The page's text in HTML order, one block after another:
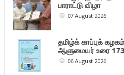
பாராட்டு விழா
07 August 2026
தமிழ்க் காப்புக்
ஆளுமையர் உரை
06 August 2026